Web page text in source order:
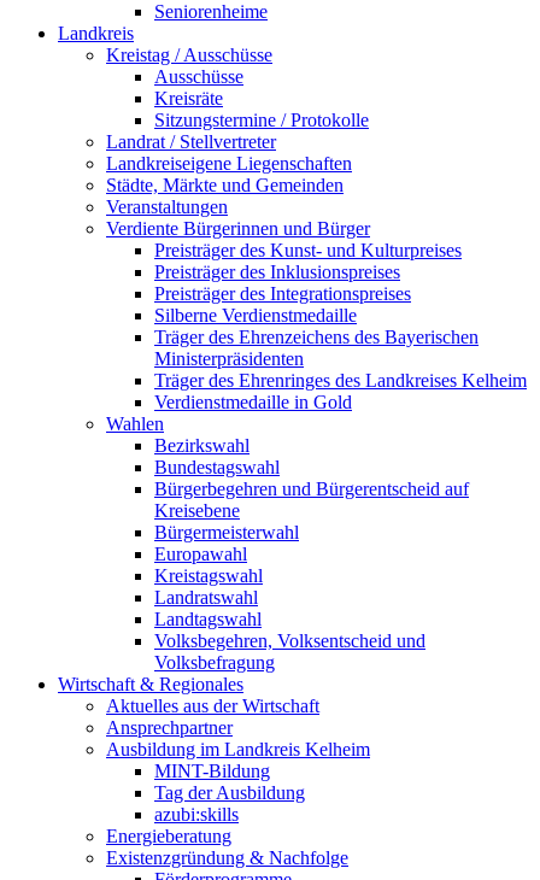
Seniorenheime
Landkreis
Kreistag / Ausschüsse
Ausschüsse
Kreisräte
Sitzungstermine / Protokolle
Landrat / Stellvertreter
Landkreiseigene Liegenschaften
Städte, Märkte und Gemeinden
Veranstaltungen
Verdiente Bürgerinnen und Bürger
Preisträger des Kunst- und Kulturpreises
Preisträger des Inklusionspreises
Preisträger des Integrationspreises
Silberne Verdienstmedaille
Träger des Ehrenzeichens des Bayerischen
Ministerpräsidenten
Träger des Ehrenringes des Landkreises Kelheim
Verdienstmedaille in Gold
Wahlen
Bezirkswahl
Bundestagswahl
Bürgerbegehren und Bürgerentscheid auf
Kreisebene
Bürgermeisterwahl
Europawahl
Kreistagswahl
Landratswahl
Landtagswahl
Volksbegehren, Volksentscheid und
Volksbefragung
Wirtschaft & Regionales
Aktuelles aus der Wirtschaft
Ansprechpartner
Ausbildung im Landkreis Kelheim
MINT-Bildung
Tag der Ausbildung
azubi:skills
Energieberatung
Existenzgründung & Nachfolge